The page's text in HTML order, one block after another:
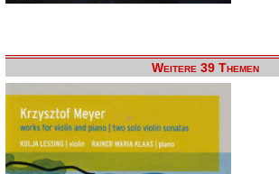
Weitere 39 Themen